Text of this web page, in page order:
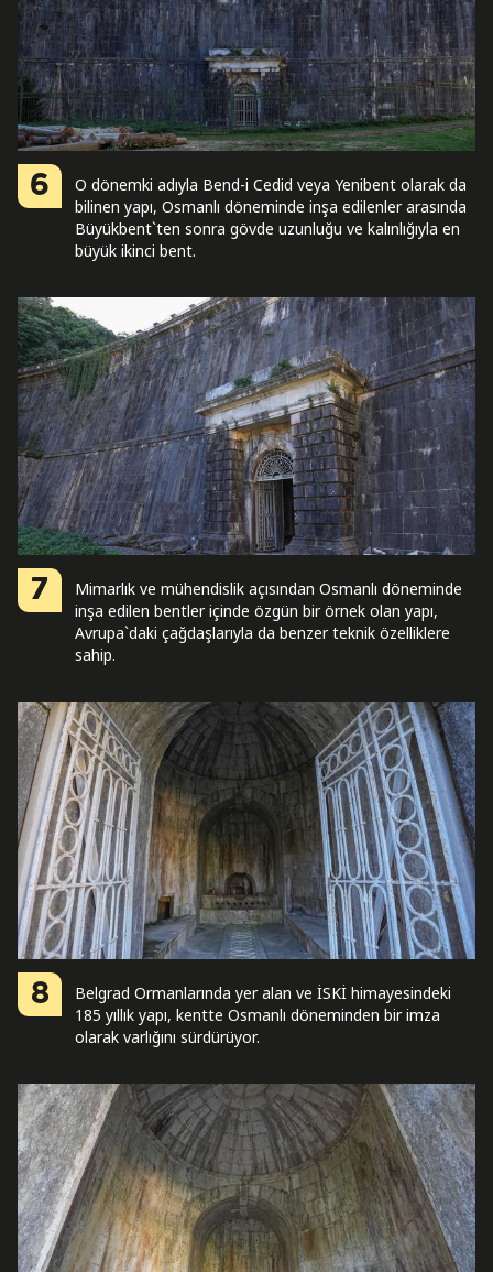
6
O dönemki adıyla Bend-i Cedid veya Yenibent olarak da
bilinen yapı, Osmanlı döneminde inşa edilenler arasında
Büyükbent`ten sonra gövde uzunluğu ve kalınlığıyla en
büyük ikinci bent.
7
Mimarlık ve mühendislik açısından Osmanlı döneminde
inşa edilen bentler içinde özgün bir örnek olan yapı,
Avrupa`daki çağdaşlarıyla da benzer teknik özelliklere
sahip.
8
Belgrad Ormanlarında yer alan ve İSKİ himayesindeki
185 yıllık yapı, kentte Osmanlı döneminden bir imza
olarak varlığını sürdürüyor.